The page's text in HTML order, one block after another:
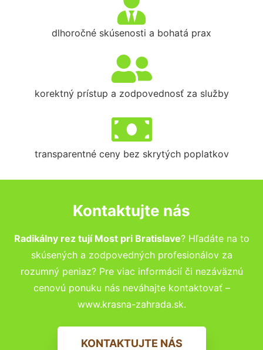
dlhoročné skúsenosti a bohatá prax
korektný prístup a zodpovednosť za služby
transparentné ceny bez skrytých poplatkov
Kontaktujte nás
Radikálny rez tují Most pri Bratislave? Hľadáte na to
skúsených a zodpovedných profesionálov za
rozumný peniaz? Pre viac informácií či nezáväznú
cenovú ponuku nás neváhajte kontaktovať –
www.krasna-zahrada.sk.
KONTAKTUJTE NÁS